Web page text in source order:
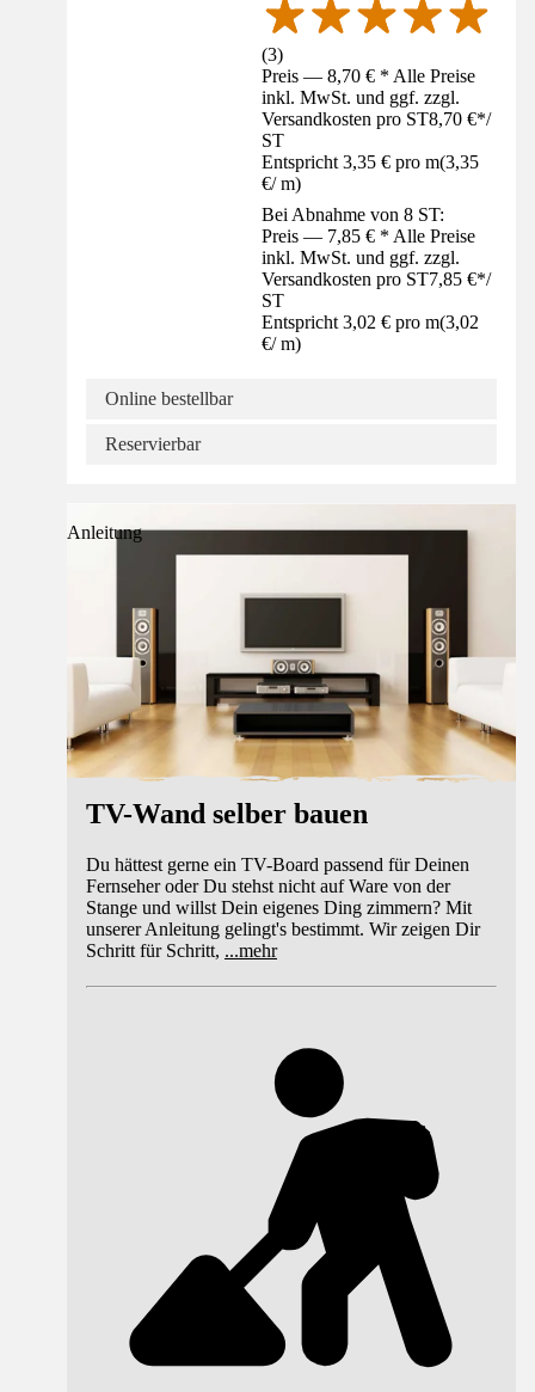
(3)
Preis — 8,70 € * Alle Preise
inkl. MwSt. und ggf. zzgl.
Versandkosten pro ST8,70 €*/
ST
Entspricht 3,35 € pro m(3,35
€/ m)
Bei Abnahme von 8 ST:
Preis — 7,85 € * Alle Preise
inkl. MwSt. und ggf. zzgl.
Versandkosten pro ST7,85 €*/
ST
Entspricht 3,02 € pro m(3,02
€/ m)
Online bestellbar
Reservierbar
Anleitung
TV-Wand selber bauen
Du hättest gerne ein TV-Board passend für Deinen
Fernseher oder Du stehst nicht auf Ware von der
Stange und willst Dein eigenes Ding zimmern? Mit
unserer Anleitung gelingt's bestimmt. Wir zeigen Dir
Schritt für Schritt, ...mehr